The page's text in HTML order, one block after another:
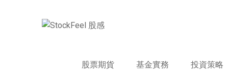
股票期貨 基金實務 投資策略